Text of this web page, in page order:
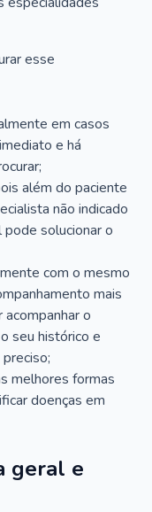
esse
em casos
e há
além do paciente
não indicado
pode solucionar o
com o mesmo
mais
o
seu histórico e
melhores formas
doenças em
geral e